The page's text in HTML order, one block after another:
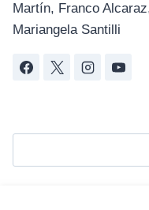
Martín, Franco
Mariangela Santilli